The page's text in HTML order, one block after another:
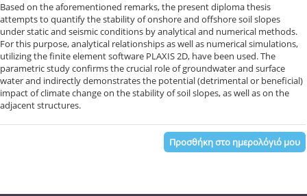
Based on the aforementioned remarks, the present diploma thesis
attempts to quantify the stability of onshore and offshore soil slopes
under static and seismic conditions by analytical and numerical methods.
For this purpose, analytical relationships as well as numerical simulations,
utilizing the finite element software PLAXIS 2D, have been used. The
parametric study confirms the crucial role of groundwater and surface
water and indirectly demonstrates the potential (detrimental or beneficial)
impact of climate change on the stability of soil slopes, as well as on the
adjacent structures.
Προσθήκη στο ημερολόγιό μου